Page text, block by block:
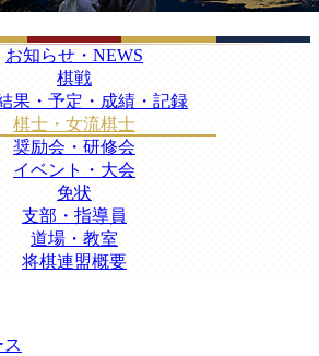
お知らせ・NEWS
棋戦
果・予定・成績・記録
棋士・女流棋士
奨励会・研修会
イベント・大会
免状
支部・指導員
道場・教室
将棋連盟概要